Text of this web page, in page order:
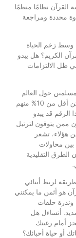
القرآن نظامًا منظمًا
محددة ومراجعة
وسط زخم الحياة
الكريم؟ هل يبدو
ظل الالتزامات
أن أكثر من 70% من المسلمين حول العالم
يعبرون عن رغبتهم في حفظ القرآن الكريم، لكن أقل من 10% منهم
قد يبدو
ممن يتوقون لترتيل
هؤلاء، تشعر
محاولات
الطرق التقليدية
لربط أبنائي
هو أثمن ما يمكنني
وندرة حلقات
أتساءل هل
أمام رغبتك
أو حياة أحبائك؟